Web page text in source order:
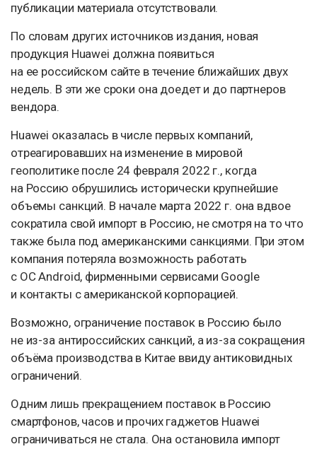
публикации материала отсутствовали.
По словам других источников издания, новая
продукция Huawei должна появиться
на ее российском сайте в течение ближайших двух
недель. В эти же сроки она доедет и до партнеров
вендора.
Huawei оказалась в числе первых компаний,
отреагировавших на изменение в мировой
геополитике после 24 февраля 2022 г., когда
на Россию обрушились исторически крупнейшие
объемы санкций. В начале марта 2022 г. она вдвое
сократила свой импорт в Россию, не смотря на то что
также была под американскими санкциями. При этом
компания потеряла возможность работать
с ОС Android, фирменными сервисами Google
и контакты с американской корпорацией.
Возможно, ограничение поставок в Россию было
не из-за антироссийских санкций, а из-за сокращения
объёма производства в Китае ввиду антиковидных
ограничений.
Одним лишь прекращением поставок в Россию
смартфонов, часов и прочих гаджетов Huawei
ограничиваться не стала. Она остановила импорт